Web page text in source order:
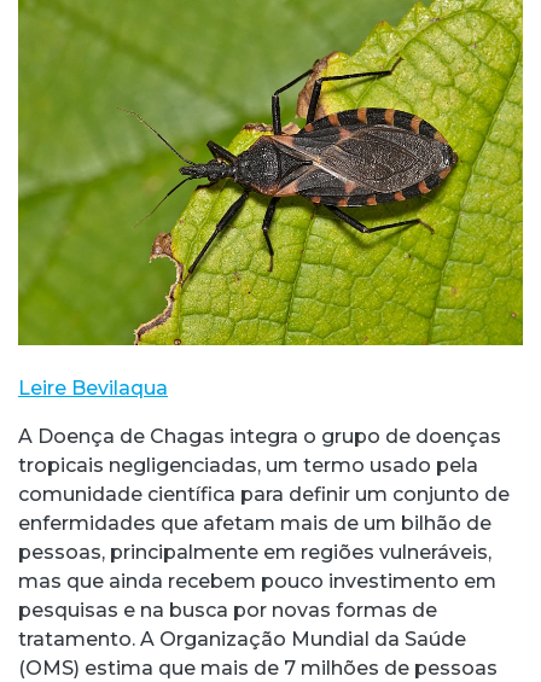
Leire Bevilaqua
A Doença de Chagas integra o grupo de doenças
tropicais negligenciadas, um termo usado pela
comunidade científica para definir um conjunto de
enfermidades que afetam mais de um bilhão de
pessoas, principalmente em regiões vulneráveis,
mas que ainda recebem pouco investimento em
pesquisas e na busca por novas formas de
tratamento. A Organização Mundial da Saúde
(OMS) estima que mais de 7 milhões de pessoas